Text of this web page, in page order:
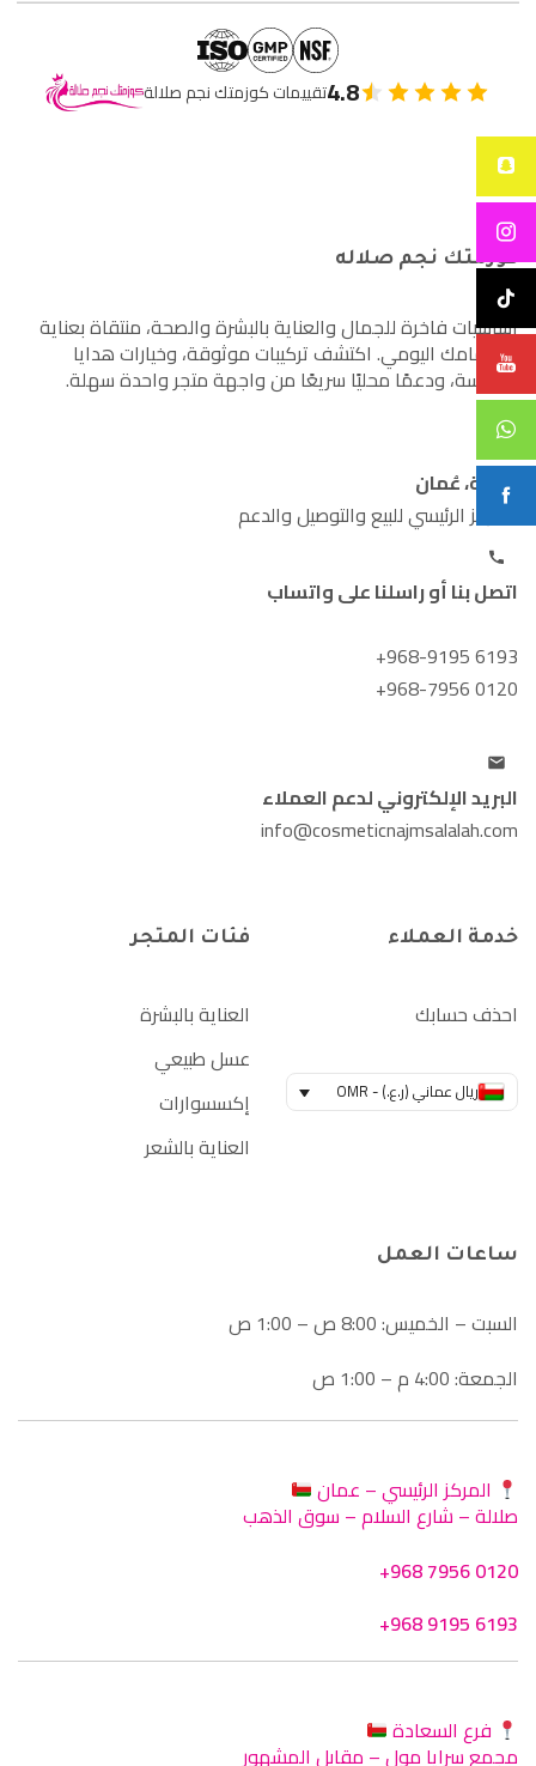
4.8تقييمات كوزمتك نجم صلالة
كوزمتك نجم صلاله
أساسيات فاخرة للجمال والعناية بالبشرة والصحة، منتقاة بعناية
لاهتمامك اليومي. اكتشف تركيبات موثوقة، وخيارات هدايا
مدروسة، ودعمًا محليًا سريعًا من واجهة متجر واحدة سهلة.
صلالة، عُمان
المركز الرئيسي للبيع والتوصيل والدعم
اتصل بنا أو راسلنا على واتساب
+968-9195 6193
+968-7956 0120
البريد الإلكتروني لدعم العملاء
info@cosmeticnajmsalalah.com
خدمة العملاء
احذف حسابك
ريال عماني (ر.ع.) - OMR
فئات المتجر
العناية بالبشرة
عسل طبيعي
إكسسوارات
العناية بالشعر
ساعات العمل
السبت – الخميس: 8:00 ص – 1:00 ص
الجمعة: 4:00 م – 1:00 ص
المركز الرئيسي – عمان
صلالة – شارع السلام – سوق الذهب
+968 7956 0120
+968 9195 6193
فرع السعادة
مجمع سرايا مول – مقابل المشهور